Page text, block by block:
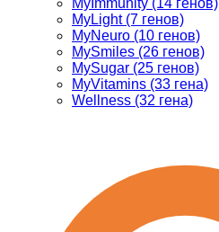
MyImmunity (14 генов)
MyLight (7 генов)
MyNeuro (10 генов)
MySmiles (26 генов)
MySugar (25 генов)
MyVitamins (33 гена)
Wellness (32 гена)